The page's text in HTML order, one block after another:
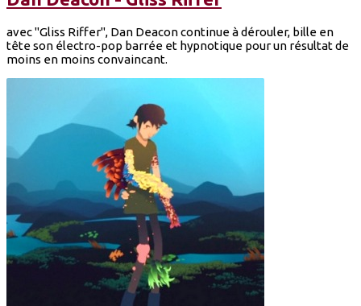
avec "Gliss Riffer", Dan Deacon continue à dérouler, bille en
tête son électro-pop barrée et hypnotique pour un résultat de
moins en moins convaincant.